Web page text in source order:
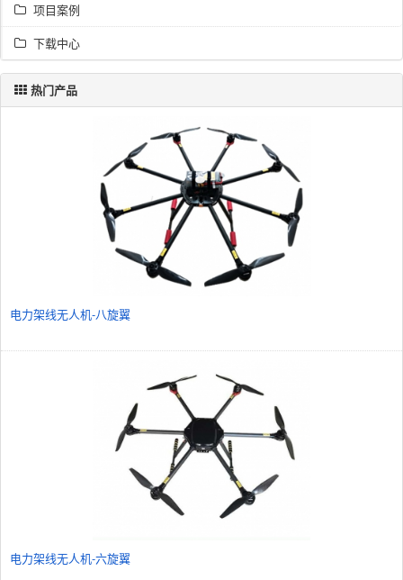
项目案例
下载中心
热门产品
电力架线无人机-八旋翼
电力架线无人机-六旋翼